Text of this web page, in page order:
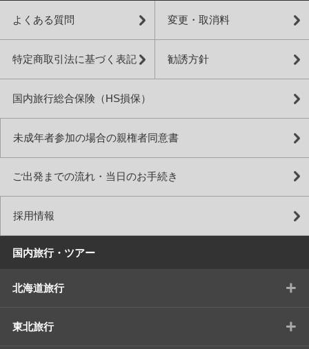
よくある質問 変更・取消料
特定商取引法に基づく表記 勧誘方針
国内旅行総合保険（HS損保）
未成年者参加の場合の親権者同意書
ご出発までの流れ・当日のお手続き
採用情報
国内旅行・ツアー
北海道旅行 +
東北旅行 +